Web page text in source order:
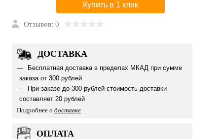
Купить в 1 клик
Отзывов: 0
ДОСТАВКА
Бесплатная доставка в пределах МКАД при сумме
заказа от 300 рублей
При заказе до 300 рублей стоимость доставки
составляет 20 рублей
Подробнее о доставке
ОПЛАТА